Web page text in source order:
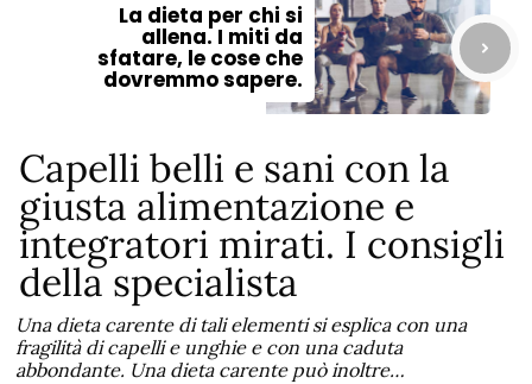
La dieta per chi si
allena. I miti da
sfatare, le cose che
dovremmo sapere.
Capelli belli e sani con la
giusta alimentazione e
integratori mirati. I consigli
della specialista
Una dieta carente di tali elementi si esplica con una
fragilità di capelli e unghie e con una caduta
abbondante. Una dieta carente può inoltre…